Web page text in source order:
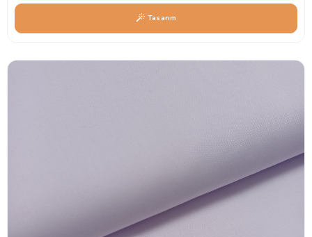
Tasarım